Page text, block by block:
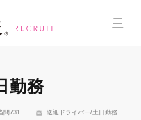
勤務
間731 送迎ドライバー/土日勤務